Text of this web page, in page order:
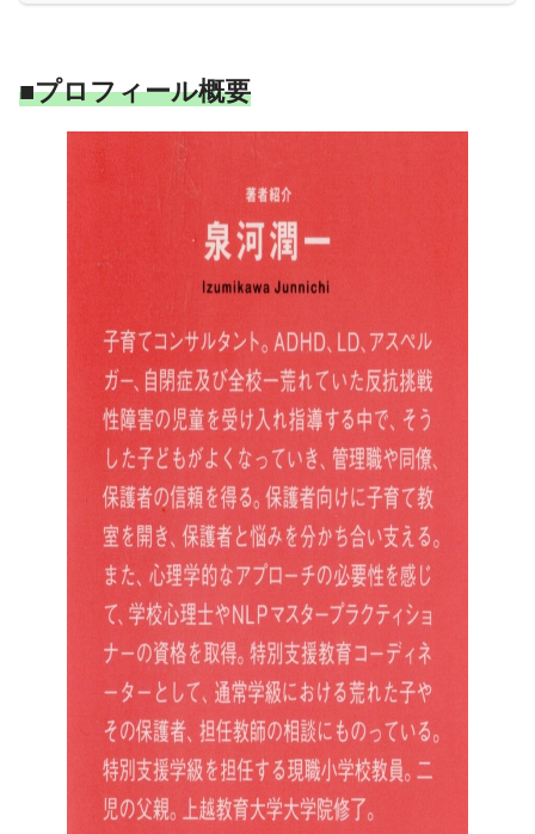
■プロフィール概要